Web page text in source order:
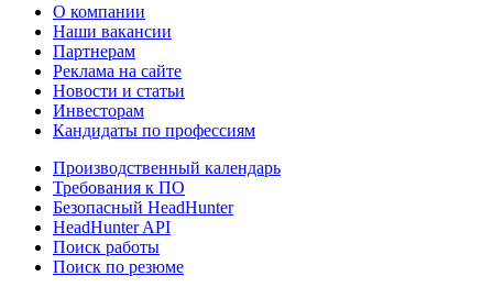
О компании
Наши вакансии
Партнерам
Реклама на сайте
Новости и статьи
Инвесторам
Кандидаты по профессиям
Производственный календарь
Требования к ПО
Безопасный HeadHunter
HeadHunter API
Поиск работы
Поиск по резюме